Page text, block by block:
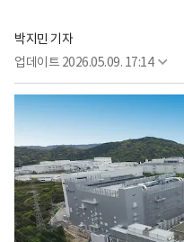
박지민 기자
업데이트 2026.05.09. 17:14